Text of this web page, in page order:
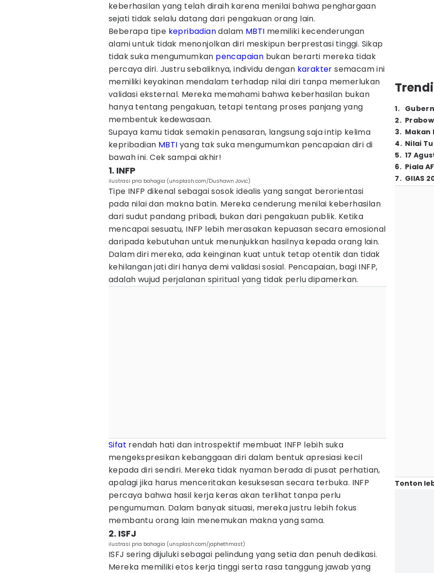
keberhasilan yang telah diraih karena menilai bahwa penghargaan
sejati tidak selalu datang dari pengakuan orang lain.
Beberapa tipe kepribadiandalam MBTI memiliki kecenderungan
alami untuk tidak menonjolkan diri meskipun berprestasi tinggi. Sikap
tidak suka mengumumkan pencapaian bukan berarti mereka tidak
percaya diri. Justru sebaliknya, individu dengan karakter semacam ini
memiliki keyakinan mendalam terhadap nilai diri tanpa memerlukan
validasi eksternal. Mereka memahami bahwa keberhasilan bukan
hanya tentang pengakuan, tetapi tentang proses panjang yang
membentuk kedewasaan.
Supaya kamu tidak semakin penasaran, langsung saja intip kelima
kepribadian MBTI yang tak suka mengumumkan pencapaian diri di
bawah ini. Cek sampai akhir!
1. INFP
ilustrasi pria bahagia (unsplash.com/Dushawn Jovic)
Tipe INFP dikenal sebagai sosok idealis yang sangat berorientasi
pada nilai dan makna batin. Mereka cenderung menilai keberhasilan
dari sudut pandang pribadi, bukan dari pengakuan publik. Ketika
mencapai sesuatu, INFP lebih merasakan kepuasan secara emosional
daripada kebutuhan untuk menunjukkan hasilnya kepada orang lain.
Dalam diri mereka, ada keinginan kuat untuk tetap otentik dan tidak
kehilangan jati diri hanya demi validasi sosial. Pencapaian, bagi INFP,
adalah wujud perjalanan spiritual yang tidak perlu dipamerkan.
Sifat rendah hati dan introspektif membuat INFP lebih suka
mengekspresikan kebanggaan diri dalam bentuk apresiasi kecil
kepada diri sendiri. Mereka tidak nyaman berada di pusat perhatian,
apalagi jika harus menceritakan kesuksesan secara terbuka. INFP
percaya bahwa hasil kerja keras akan terlihat tanpa perlu
pengumuman. Dalam banyak situasi, mereka justru lebih fokus
membantu orang lain menemukan makna yang sama.
2. ISFJ
ilustrasi pria bahagia (unsplash.com/japhethmast)
ISFJ sering dijuluki sebagai pelindung yang setia dan penuh dedikasi.
Mereka memiliki etos kerja tinggi serta rasa tanggung jawab yang
1.
2.
3. Makan
4. Nilai
5. 17
6. Piala
7. GIIAS
Tonton